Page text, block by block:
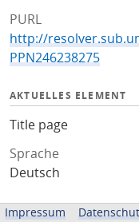
PURL
http://
PPN246238275
AKTUELLES ELEMENT
Title page
Sprache
Deutsch
ZUGEHÖRIGE QUELLEN
Impressum